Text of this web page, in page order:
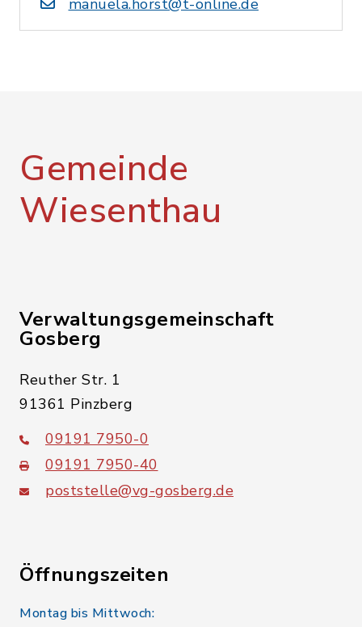
manuela.horst@t-online.de
Gemeinde
Wiesenthau
Verwaltungsgemeinschaft
Gosberg
Reuther Str. 1
91361 Pinzberg
09191 7950-0
09191 7950-40
poststelle@vg-gosberg.de
Öffnungszeiten
Montag bis Mittwoch: